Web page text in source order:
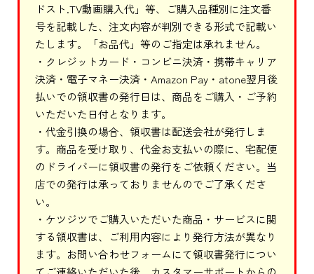
ドスト.TV動画購入代」等、ご購入品種別に注文番
号を記載した、注文内容が判別できる形式で記載い
たします。「お品代」等のご指定は承れません。
・クレジットカード・コンビニ決済・携帯キャリア
決済・電子マネー決済・Amazon Pay・atone翌月後
払いでの領収書の発行日は、商品をご購入・ご予約
いただいた日付となります。
・代金引換の場合、領収書は配送会社が発行しま
す。商品を受け取り、代金お支払いの際に、宅配便
のドライバーに領収書の発行をご依頼ください。当
店での発行は承っておりませんのでご了承くださ
い。
・ケツジツでご購入いただいた商品・サービスに関
する領収書は、ご利用内容により発行方法が異なり
ます。お問い合わせフォームにて領収書発行につい